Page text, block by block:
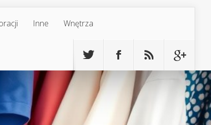
Inne Wnętrza